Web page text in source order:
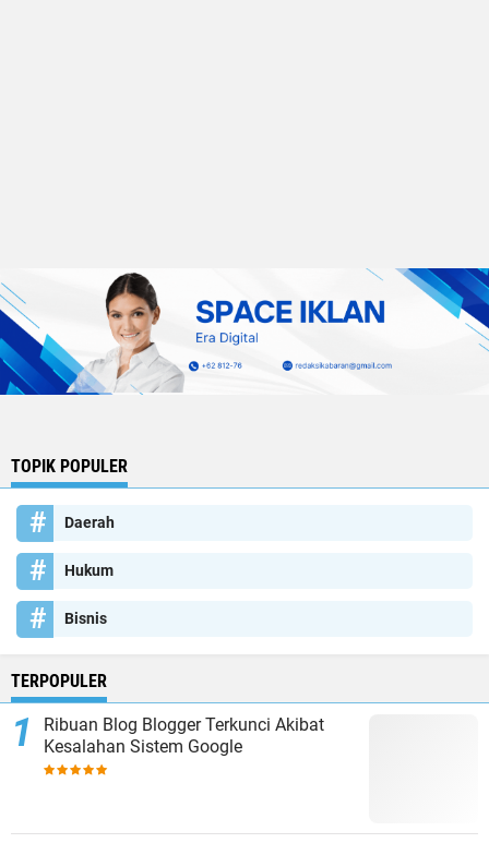
TOPIK POPULER
Daerah
Hukum
Bisnis
TERPOPULER
Ribuan Blog Blogger Terkunci Akibat
Kesalahan Sistem Google